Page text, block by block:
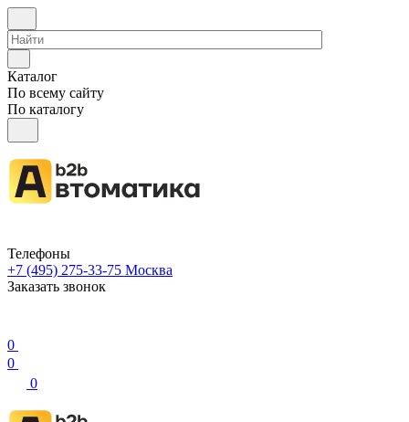
Каталог
По всему сайту
По каталогу
Телефоны
+7 (495) 275-33-75 Москва
Заказать звонок
0
0
0